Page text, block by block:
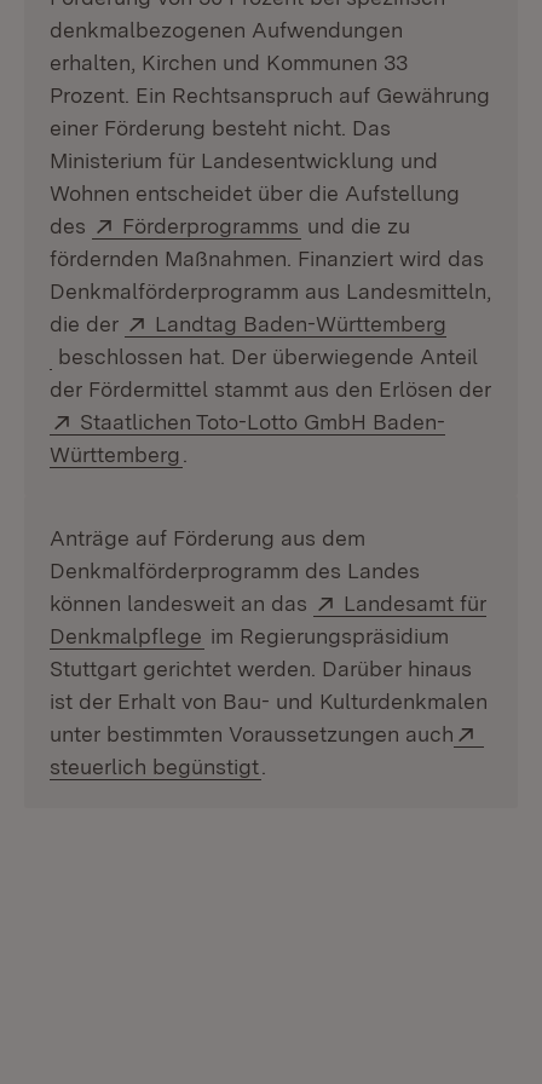
denkmalbezogenen Aufwendungen
erhalten, Kirchen und Kommunen 33
Prozent. Ein Rechtsanspruch auf Gewährung
einer Förderung besteht nicht. Das
Ministerium für Landesentwicklung und
Wohnen entscheidet über die Aufstellung
des
Extern:
Förderprogramms (Öffnet in neuem
und die zu
fördernden Maßnahmen. Finanziert wird das
Denkmalförderprogramm aus Landesmitteln,
die der
Extern:
Landtag Baden-Württemberg
(Öffnet in neuem Fenster)
beschlossen hat. Der überwiegende Anteil
der Fördermittel stammt aus den Erlösen der
Extern:
Staatlichen Toto-Lotto GmbH Baden-
Württemberg
Anträge auf Förderung aus dem
Denkmalförderprogramm des Landes
können landesweit an das
Extern:
Landesamt für
Denkmalpflege (Öffnet in neuem Fenster)
im Regierungspräsidium
Stuttgart gerichtet werden. Darüber hinaus
ist der Erhalt von Bau- und Kulturdenkmalen
unter bestimmten Voraussetzungen auch
steuerlich begünstigt